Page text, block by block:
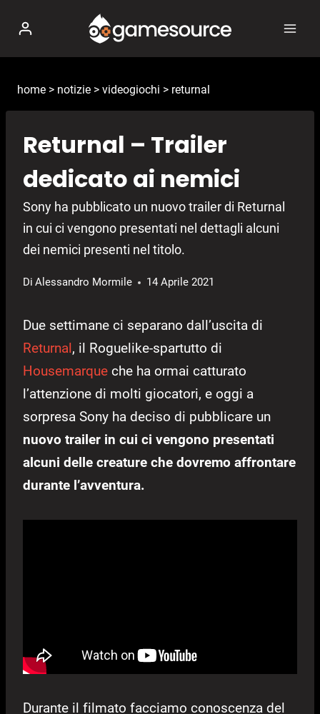
contenuto
home > notizie > videogiochi > returnal
Returnal – Trailer
dedicato ai nemici
Sony ha pubblicato un nuovo trailer di Returnal
in cui ci vengono presentati nel dettagli alcuni
dei nemici presenti nel titolo.
Di Alessandro Mormile 14 Aprile 2021
Due settimane ci separano dall’uscita di
Returnal, il Roguelike-spartutto di
Housemarque che ha ormai catturato
l’attenzione di molti giocatori, e oggi a
sorpresa Sony ha deciso di pubblicare un
nuovo trailer in cui ci vengono presentati
alcuni delle creature che dovremo affrontare
durante l’avventura.
Durante il filmato facciamo conoscenza del